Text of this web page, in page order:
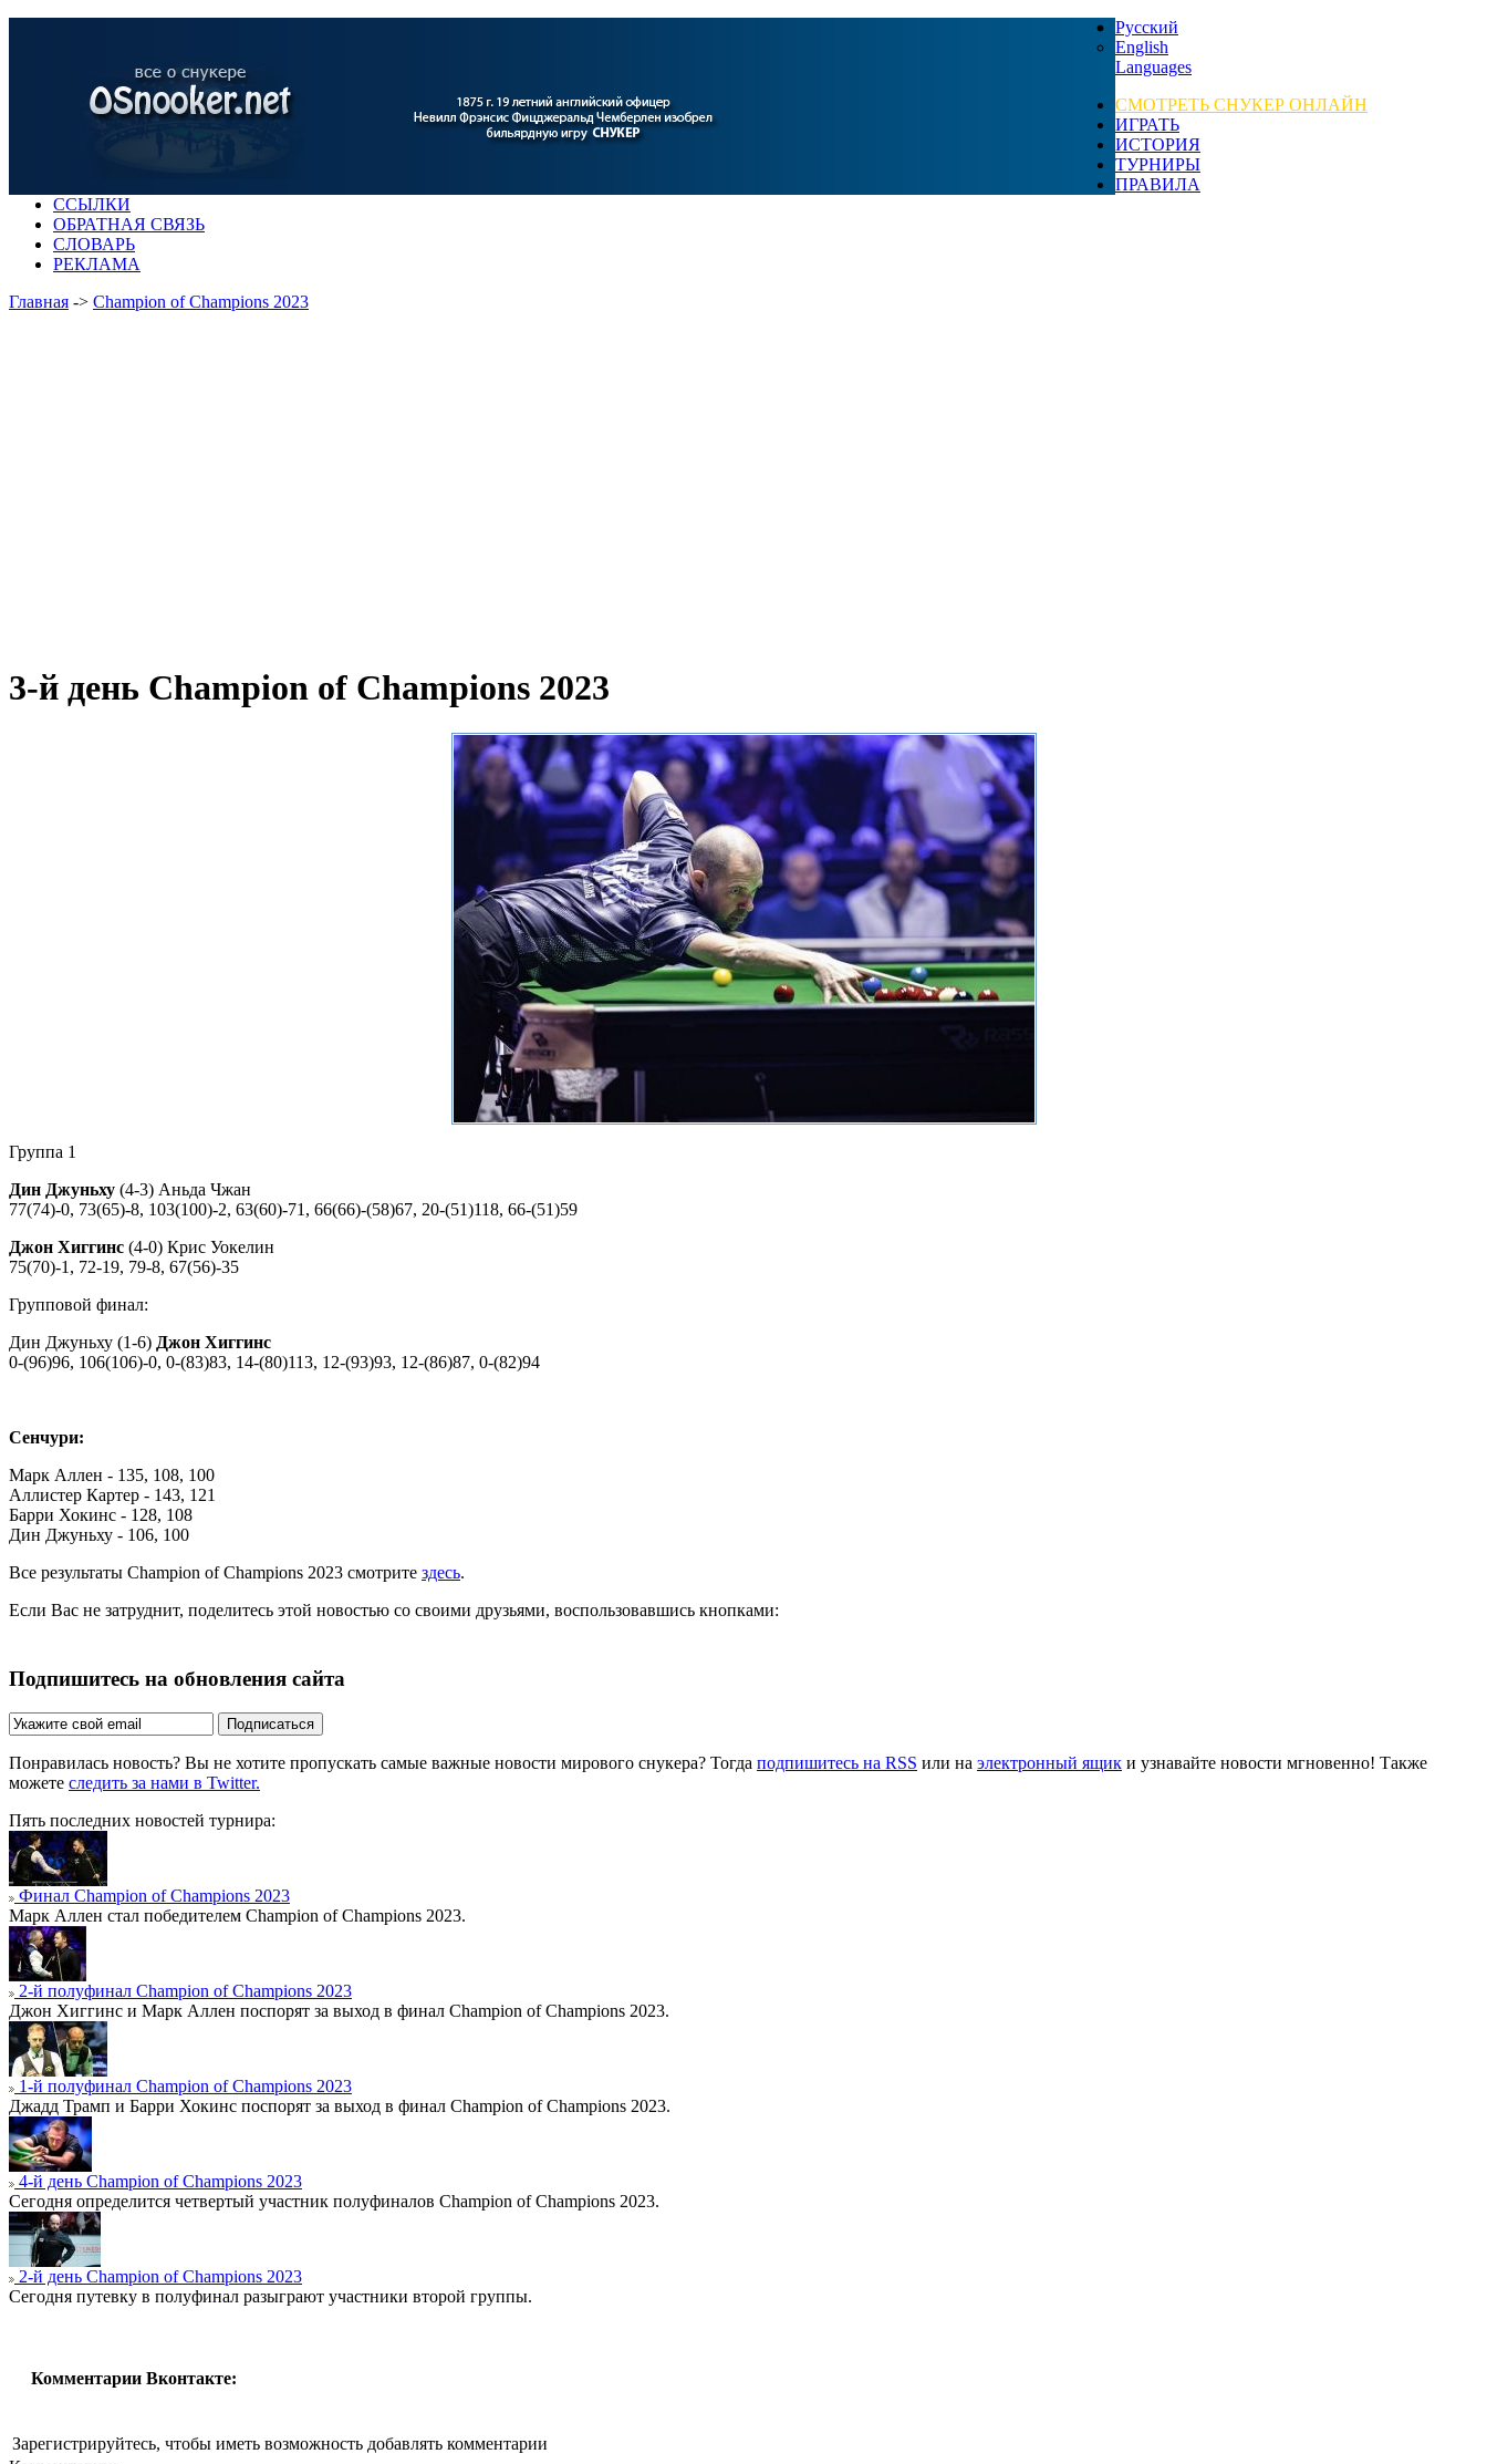
Русский
English
Languages
СМОТРЕТЬ СНУКЕР ОНЛАЙН
ИГРАТЬ
ИСТОРИЯ
ТУРНИРЫ
ПРАВИЛА
ССЫЛКИ
ОБРАТНАЯ СВЯЗЬ
СЛОВАРЬ
РЕКЛАМА
Главная -> Champion of Champions 2023
3-й день Champion of Champions 2023
Группа 1
Дин Джуньху (4-3) Аньда Чжан
77(74)-0, 73(65)-8, 103(100)-2, 63(60)-71, 66(66)-(58)67, 20-(51)118, 66-(51)59
Джон Хиггинс (4-0) Крис Уокелин
75(70)-1, 72-19, 79-8, 67(56)-35
Групповой финал:
Дин Джуньху (1-6) Джон Хиггинс
0-(96)96, 106(106)-0, 0-(83)83, 14-(80)113, 12-(93)93, 12-(86)87, 0-(82)94
Сенчури:
Марк Аллен - 135, 108, 100
Аллистер Картер - 143, 121
Барри Хокинс - 128, 108
Дин Джуньху - 106, 100
Все результаты Champion of Champions 2023 смотрите здесь.
Если Вас не затруднит, поделитесь этой новостью со своими друзьями, воспользовавшись кнопками:
Подпишитесь на обновления сайта
Подписаться
Понравилась новость? Вы не хотите пропускать самые важные новости мирового снукера? Тогда подпишитесь на RSS или на электронный ящик и узнавайте новости мгновенно! Также
можете следить за нами в Twitter.
Пять последних новостей турнира:
Финал Champion of Champions 2023
Марк Аллен стал победителем Champion of Champions 2023.
2-й полуфинал Champion of Champions 2023
Джон Хиггинс и Марк Аллен поспорят за выход в финал Champion of Champions 2023.
1-й полуфинал Champion of Champions 2023
Джадд Трамп и Барри Хокинс поспорят за выход в финал Champion of Champions 2023.
4-й день Champion of Champions 2023
Сегодня определится четвертый участник полуфиналов Champion of Champions 2023.
2-й день Champion of Champions 2023
Сегодня путевку в полуфинал разыграют участники второй группы.
Комментарии Вконтакте:
Зарегистрируйтесь, чтобы иметь возможность добавлять комментарии